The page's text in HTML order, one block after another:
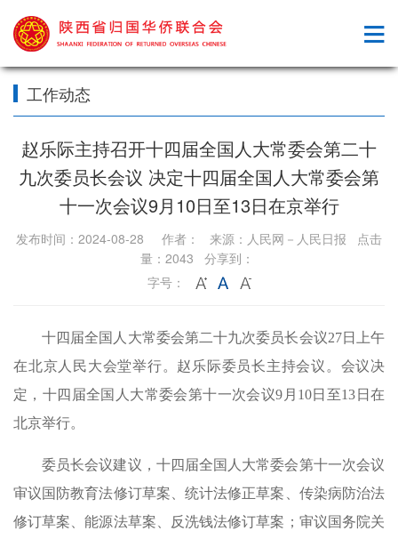
工作动态
赵乐际主持召开十四届全国人大常委会第二十
九次委员长会议 决定十四届全国人大常委会第
十一次会议9月10日至13日在京举行
发布时间：2024-08-28 作者： 来源：人民网－人民日报 点击
量：2043 分享到：
字号：
十四届全国人大常委会第二十九次委员长会议27日上午
在北京人民大会堂举行。赵乐际委员长主持会议。会议决
定，十四届全国人大常委会第十一次会议9月10日至13日在
北京举行。
委员长会议建议，十四届全国人大常委会第十一次会议
审议国防教育法修订草案、统计法修正草案、传染病防治法
修订草案、能源法草案、反洗钱法修订草案；审议国务院关